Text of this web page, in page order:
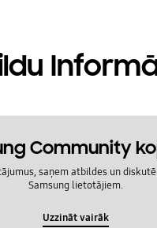
Community
saņem atbildes un
Samsung lietotājiem.
Uzzināt vairāk